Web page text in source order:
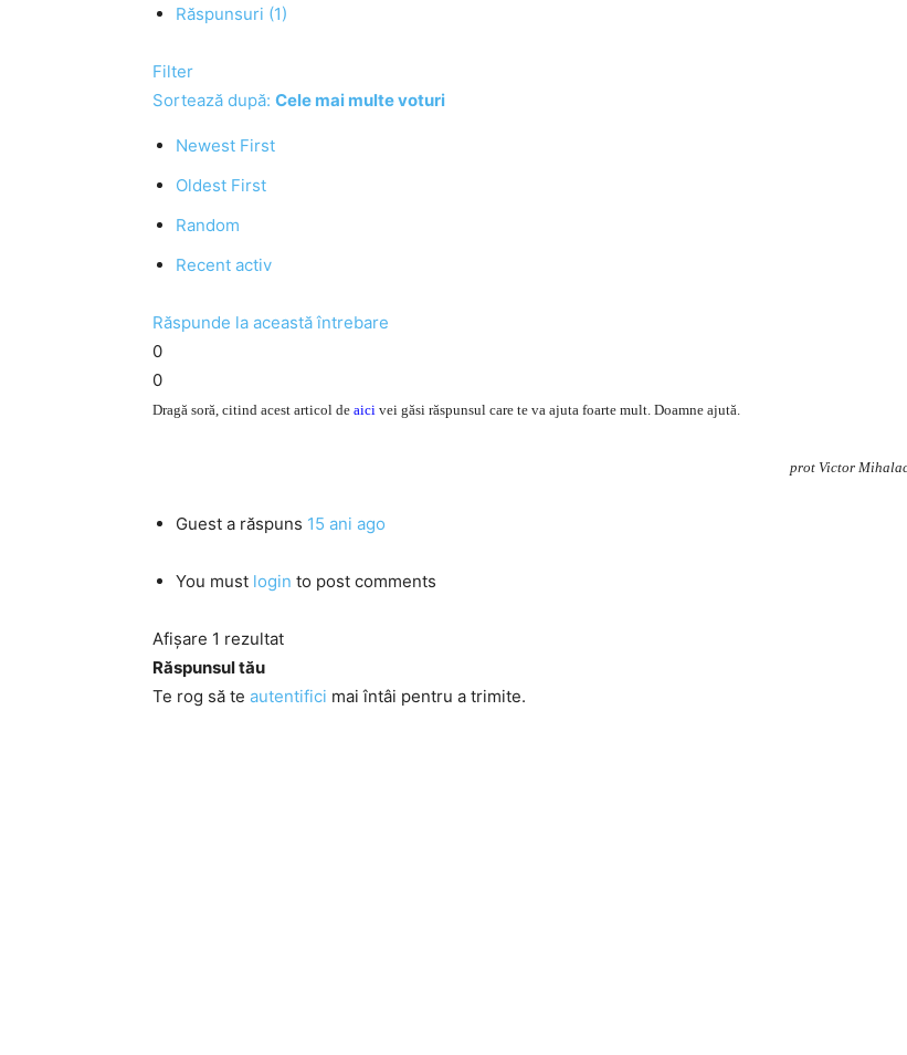
Răspunsuri (1)
Filter
Sortează după: Cele mai multe voturi
Newest First
Oldest First
Random
Recent activ
Răspunde la această întrebare
0
0
Dragă soră, citind acest articol de aici vei găsi răspunsul care te va ajuta foarte mult. Doamne ajută.
prot Victor
Guest a răspuns 15 ani ago
You must login to post comments
Afișare 1 rezultat
Răspunsul tău
Te rog să te autentifici mai întâi pentru a trimite.